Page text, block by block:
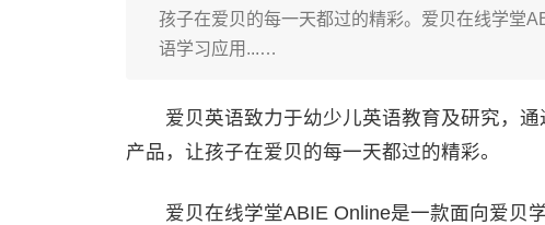
孩子在爱贝的每一天都过的精彩。爱贝在线学堂
语学习应用...…
爱贝英语致力于幼少儿英语教育及研究，通
产品，让孩子在爱贝的每一天都过的精彩。
爱贝在线学堂ABIE Online是一款面向爱贝